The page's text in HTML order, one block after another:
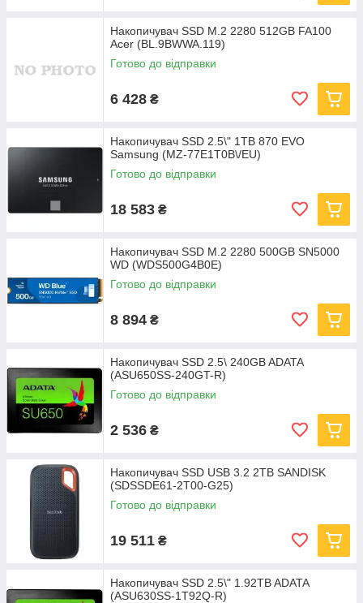
Накопичувач SSD M.2 2280 512GB FA100
Acer (BL.9BWWA.119)
Готово до відправки
6 428 ₴
Накопичувач SSD 2.5\" 1TB 870 EVO
Samsung (MZ-77E1T0B\/EU)
Готово до відправки
18 583 ₴
Накопичувач SSD M.2 2280 500GB SN5000
WD (WDS500G4B0E)
Готово до відправки
8 894 ₴
Накопичувач SSD 2.5\ 240GB ADATA
(ASU650SS-240GT-R)
Готово до відправки
2 536 ₴
Накопичувач SSD USB 3.2 2TB SANDISK
(SDSSDE61-2T00-G25)
Готово до відправки
19 511 ₴
Накопичувач SSD 2.5\" 1.92TB ADATA
(ASU630SS-1T92Q-R)